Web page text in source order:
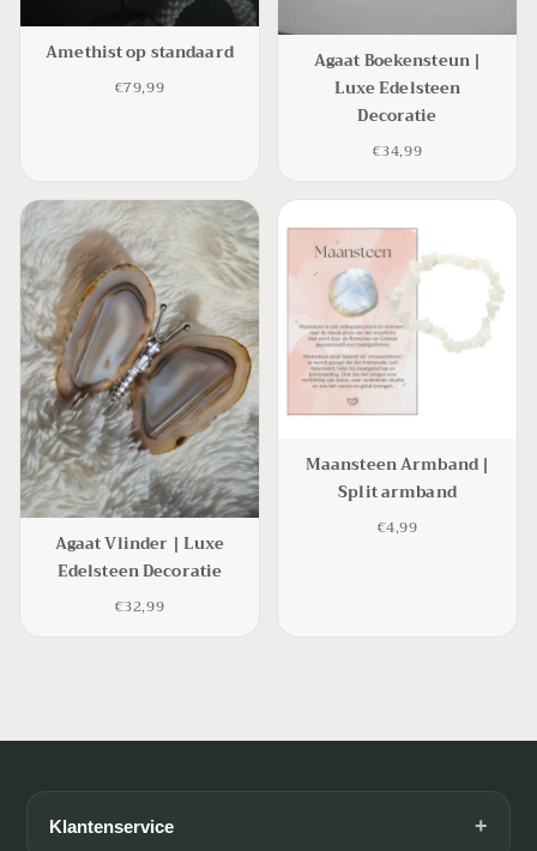
Amethist op standaard
€79,99
Agaat Boekensteun |
Luxe Edelsteen
Decoratie
€34,99
Agaat Vlinder | Luxe
Edelsteen Decoratie
€32,99
Maansteen Armband |
Split armband
€4,99
Klantenservice +